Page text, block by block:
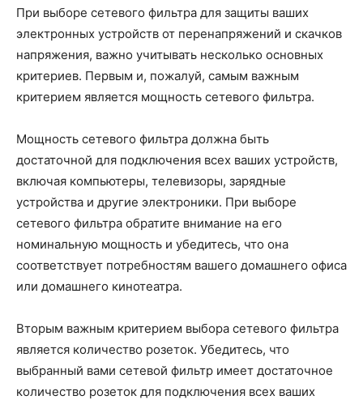
При выборе сетевого фильтра для защиты ваших
электронных устройств от перенапряжений и скачков
напряжения, важно учитывать несколько основных
критериев. Первым и, пожалуй, самым важным
критерием является мощность сетевого фильтра.
Мощность сетевого фильтра должна быть
достаточной для подключения всех ваших устройств,
включая компьютеры, телевизоры, зарядные
устройства и другие электроники. При выборе
сетевого фильтра обратите внимание на его
номинальную мощность и убедитесь, что она
соответствует потребностям вашего домашнего офиса
или домашнего кинотеатра.
Вторым важным критерием выбора сетевого фильтра
является количество розеток. Убедитесь, что
выбранный вами сетевой фильтр имеет достаточное
количество розеток для подключения всех ваших